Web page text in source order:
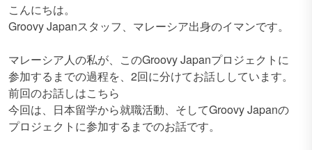
こんにちは。
Groovy Japanスタッフ、マレーシア出身のイマンです。
マレーシア人の私が、このGroovy Japanプロジェクトに
参加するまでの過程を、2回に分けてお話ししています。
前回のお話しはこちら
今回は、日本留学から就職活動、そしてGroovy Japanの
プロジェクトに参加するまでのお話です。